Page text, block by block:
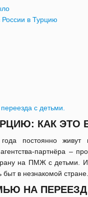
в Турцию
с детьми.
КАК ЭТО
постоянно живут
партнёра –
на ПМЖ с детьми.
в незнакомой стране.
НА